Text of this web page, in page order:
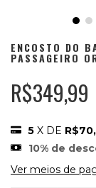
ENCOSTO DO
PASSAGEIRO
R$349,99
5 X DE
10% de
Ver meios de